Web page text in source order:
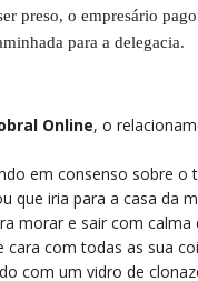
preso, o empresário
para a delegacia.
Online, o
em consenso sobre o
que iria para a casa da
morar e sair com
cara com todas as sua
com um vidro de